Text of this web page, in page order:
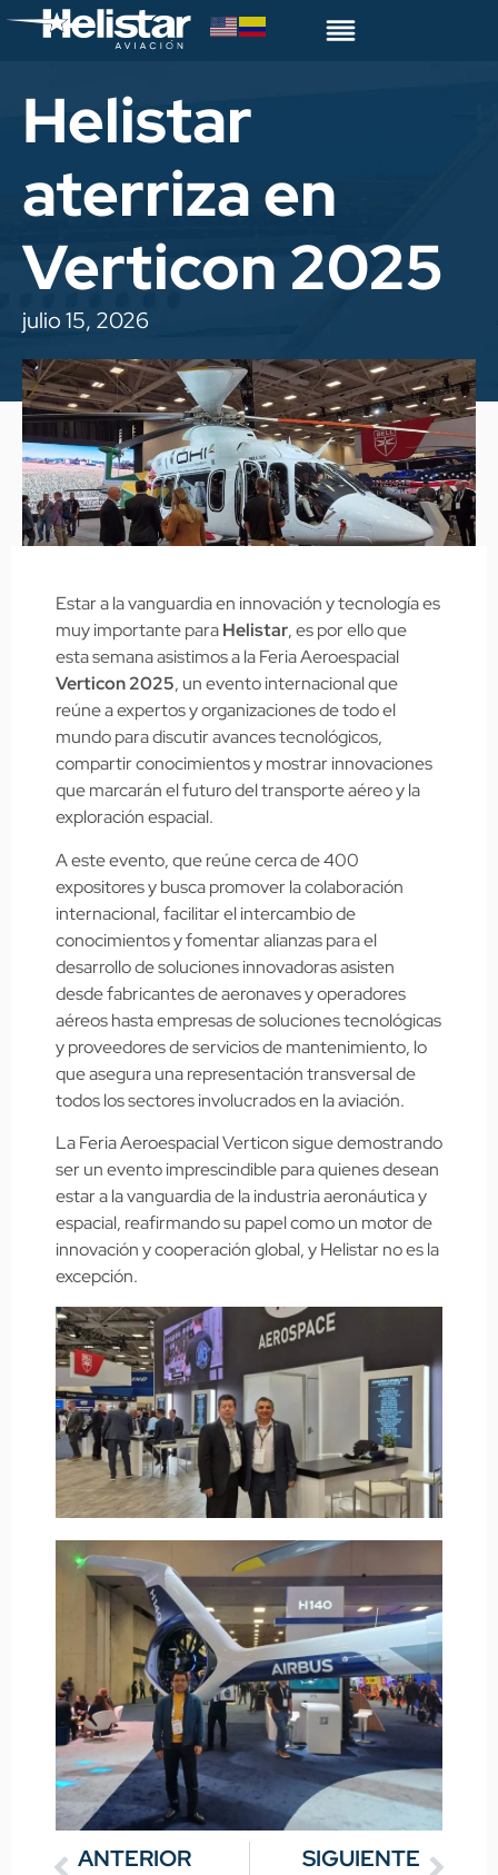
Helistar
aterriza en
Verticon 2025
julio 15, 2026
Estar a la vanguardia en innovación y tecnología es
muy importante paraHelistar, es por ello que
esta semana asistimos a la Feria Aeroespacial
Verticon 2025, un evento internacional que
reúne a expertos y organizaciones de todo el
mundo para discutir avances tecnológicos,
compartir conocimientos y mostrar innovaciones
que marcarán el futuro del transporte aéreo y la
exploración espacial.
A este evento, que reúne cerca de 400
expositores y busca promover la colaboración
internacional, facilitar el intercambio de
conocimientos y fomentar alianzas para el
desarrollo de soluciones innovadoras asisten
desde fabricantes de aeronaves y operadores
aéreos hasta empresas de soluciones tecnológicas
y proveedores de servicios de mantenimiento, lo
que asegura una representación transversal de
todos los sectores involucrados en la aviación.
La Feria Aeroespacial Verticon sigue demostrando
ser un evento imprescindible para quienes desean
estar a la vanguardia de la industria aeronáutica y
espacial, reafirmando su papel como un motor de
innovación y cooperación global, y Helistar no es la
excepción.
ANTERIOR SIGUIENTE